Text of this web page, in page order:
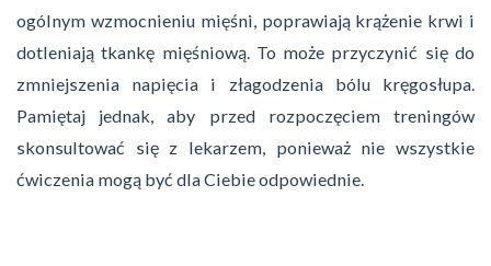
ogólnym wzmocnieniu mięśni, poprawiają krążenie krwi i
dotleniają tkankę mięśniową. To może przyczynić się do
zmniejszenia napięcia i złagodzenia bólu kręgosłupa.
Pamiętaj jednak, aby przed rozpoczęciem treningów
skonsultować się z lekarzem, ponieważ nie wszystkie
ćwiczenia mogą być dla Ciebie odpowiednie.